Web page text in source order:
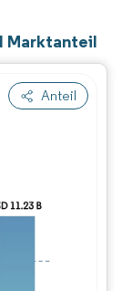
Marktanteil
Anteil